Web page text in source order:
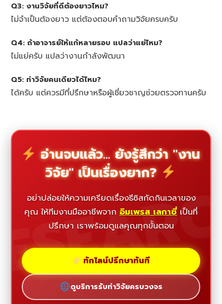
Q3: งานวิจัยที่ดีต้องยาวไหม?
ไม่จำเป็นต้องยาว แต่ต้องตอบคำถามวิจัยครบครับ
Q4: ถ้าอาจารย์ให้แก้หลายรอบ แปลว่าแย่ไหม?
ไม่แย่ครับ แปลว่างานกำลังพัฒนา
Q5: ทำวิจัยคนเดียวได้ไหม?
ได้ครับ แต่ควรมีที่ปรึกษาหรือผู้เชี่ยวชาญช่วยตรวจทานครับ
อ่านจบแล้ว... ยังรู้สึกว่า "งาน
วิจัย" เป็นเรื่องยาก?
อย่าปล่อยให้ความเครียดเรื่องธีซิสกัดกินเวลาของ
คุณ ให้ทีมงานมืออาชีพจาก อิมเพรส เลกาซี่ เป็นที่
ปรึกษา เราพร้อมดูแลคุณทุกขั้นตอน
ทักไลน์ปรึกษาทันที
ดูบริการรับทำวิจัยครบวงจร